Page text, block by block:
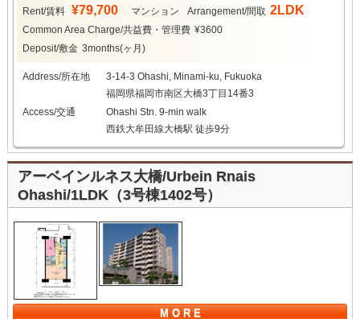
Rent/賃料 ¥79,700 マンション Arrangement/間取 2LDK
Common Area Charge/共益費・管理費 ¥3600
Deposit/敷金 3months(ヶ月)
Address/所在地
3-14-3 Ohashi, Minami-ku, Fukuoka
福岡県福岡市南区大橋3丁目14番3
Access/交通
Ohashi Stn. 9-min walk
西鉄大牟田線大橋駅 徒歩9分
アーベインルネス大橋/Urbein Rnais
Ohashi/1LDK（3号棟1402号）
M O R E